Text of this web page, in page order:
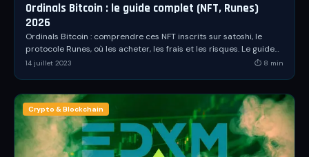
Ordinals Bitcoin : le guide complet (NFT, Runes)
2026
Ordinals Bitcoin : comprendre ces NFT inscrits sur satoshi, le
protocole Runes, où les acheter, les frais et les risques. Le guide
actualisé du Captain.
14 juillet 2023 ⏱ 8 min
Crypto & Blockchain